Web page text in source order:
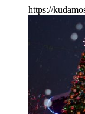
https://